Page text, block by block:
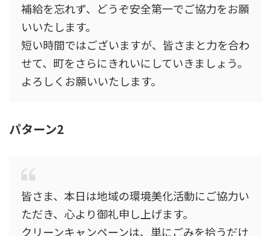
補給を忘れず、どうぞ安全第一でご協力をお願
いいたします。
短い時間ではございますが、皆さまと力を合わ
せて、町をさらにきれいにしていきましょう。
よろしくお願いいたします。
パターン2
皆さま、本日は地域の環境美化活動にご協力い
ただき、心より御礼申し上げます。
クリーンキャンペーンは、単にごみを拾うだけ